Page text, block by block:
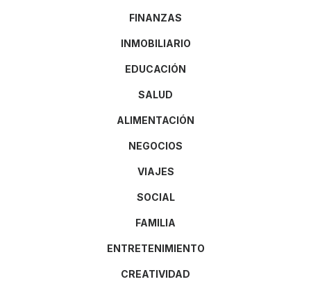
FINANZAS
INMOBILIARIO
EDUCACIÓN
SALUD
ALIMENTACIÓN
NEGOCIOS
VIAJES
SOCIAL
FAMILIA
ENTRETENIMIENTO
CREATIVIDAD